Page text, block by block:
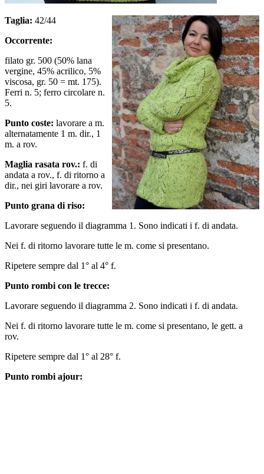
Taglia: 42/44
Occorrente:
filato gr. 500 (50% lana
vergine, 45% acrilico, 5%
viscosa, gr. 50 = mt. 175).
Ferri n. 5; ferro circolare n.
5.
Punto coste: lavorare a m.
alternatamente 1 m. dir., 1
m. a rov.
Maglia rasata rov.: f. di
andata a rov., f. di ritorno a
dir., nei giri lavorare a rov.
Punto grana di riso:
Lavorare seguendo il diagramma 1. Sono indicati i f. di andata.
Nei f. di ritorno lavorare tutte le m. come si presentano.
Ripetere sempre dal 1° al 4° f.
Punto rombi con le trecce:
Lavorare seguendo il diagramma 2. Sono indicati i f. di andata.
Nei f. di ritorno lavorare tutte le m. come si presentano, le gett. a
rov.
Ripetere sempre dal 1° al 28° f.
Punto rombi ajour: